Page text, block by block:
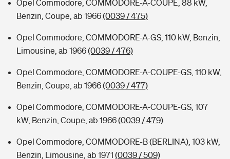
Opel Commodore, COMMODORE-A-COUPE, 88 kW,
Benzin, Coupe, ab 1966(0039 / 475)
Opel Commodore, COMMODORE-A-GS, 110 kW, Benzin,
Limousine, ab 1966(0039 / 476)
Opel Commodore, COMMODORE-A-COUPE-GS, 110 kW,
Benzin, Coupe, ab 1966(0039 / 477)
Opel Commodore, COMMODORE-A-COUPE-GS, 107
kW, Benzin, Coupe, ab 1966(0039 / 479)
Opel Commodore, COMMODORE-B (BERLINA), 103 kW,
Benzin, Limousine, ab 1971 (0039 / 509)